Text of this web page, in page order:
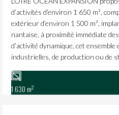
d’activités d’environ 1 650 m²,
extérieur d’environ 1 500 m²,
nantaise, à proximité immédiate
d’activité dynamique, cet
industrielles, de production ou de
1 630 m2